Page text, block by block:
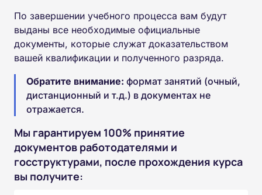
По завершении учебного процесса вам будут
выданы все необходимые официальные
документы, которые служат доказательством
вашей квалификации и полученного разряда.
Обратите внимание: формат занятий (очный,
дистанционный и т.д.) в документах не
отражается.
Мы гарантируем 100% принятие
документов работодателями и
госструктурами, после прохождения курса
вы получите: